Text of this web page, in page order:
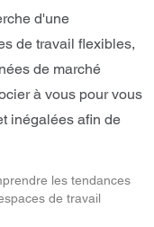
d'une
de travail flexibles,
de marché
à vous pour vous
inégalées afin de
les tendances
de travail